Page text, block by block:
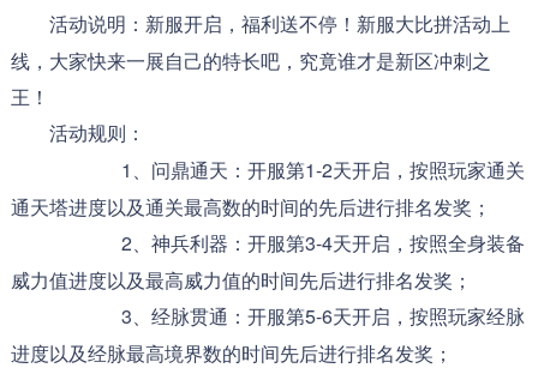
活动说明：新服开启，福利送不停！新服大比拼活动上
线，大家快来一展自己的特长吧，究竟谁才是新区冲刺之
王！
活动规则：
1、问鼎通天：开服第1-2天开启，按照玩家通关
通天塔进度以及通关最高数的时间的先后进行排名发奖；
2、神兵利器：开服第3-4天开启，按照全身装备
威力值进度以及最高威力值的时间先后进行排名发奖；
3、经脉贯通：开服第5-6天开启，按照玩家经脉
进度以及经脉最高境界数的时间先后进行排名发奖；